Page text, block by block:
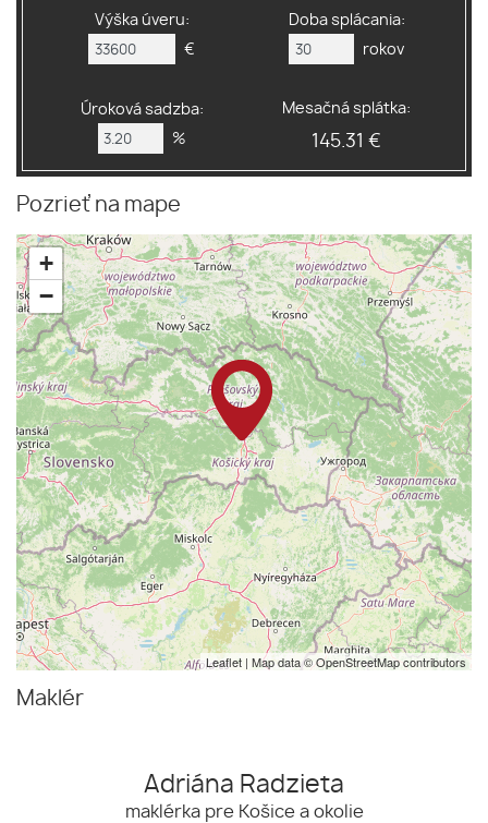
Výška úveru:
€
Doba splácania:
rokov
Úroková sadzba:
%
Mesačná splátka:
145.31 €
Pozrieť na mape
+
−
Leaflet | Map data ©OpenStreetMapcontributors
Maklér
Adriána Radzieta
maklérka pre Košice a okolie